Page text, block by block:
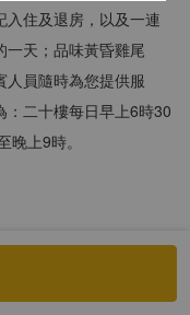
住及退房，以及一連
一天；品味黃昏雞尾
人員隨時為您提供服
：二十樓每日早上6時30
上9時。